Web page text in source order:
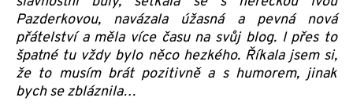
Pazderkovou, navázala úžasná a pevná nová
přátelství a měla více času na svůj blog. I přes to
špatné tu vždy bylo něco hezkého. Říkala jsem si,
že to musím brát pozitivně a s humorem, jinak
bych se zbláznila…